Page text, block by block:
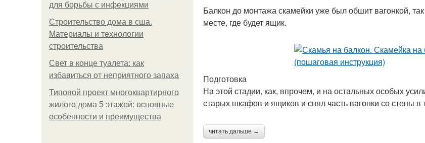
для борьбы с инфекциями
Строительство дома в сша.
Материалы и технологии
строительства
Свет в конце туалета: как
избавиться от неприятного запаха
Типовой проект многоквартирного
жилого дома 5 этажей: основные
особенности и преимущества
Сидушка на балкон Сундук для балкона
Балкон до монтажа скамейки уже был обшит вагонкой,
месте, где будет ящик.
Подготовка
На этой стадии, как, впрочем, и на остальных особых
старых шкафов и ящиков и снял часть вагонки со стены в
читать дальше →